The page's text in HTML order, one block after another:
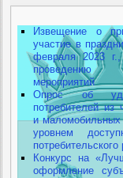
Извещение о
участие в
февраля 2023 г.,
проведению
мероприятий
Опрос об
потребителей из
и маломобильных
уровнем
потребительского
Конкурс на
оформление